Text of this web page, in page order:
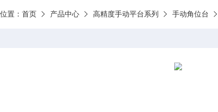
置：首页 产品中心 高精度手动平台系列 手动角位台